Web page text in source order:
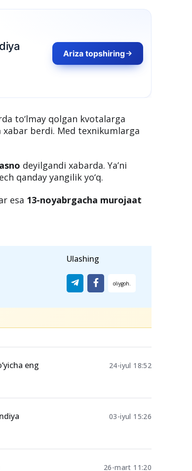
Ariza topshiring
berdi. Med texnikumlarga
esa
13-noyabrgacha murojaat
Ulashing